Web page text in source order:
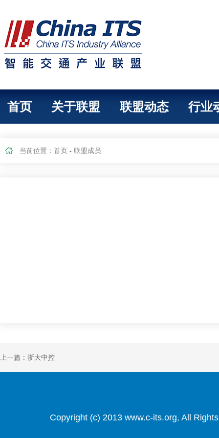
首页 关于联盟 联盟动态 行业
当前位置： 首页 - 联盟成员
上一篇：浙大中控
Copyright (c) 2013 www.c-its.org, All